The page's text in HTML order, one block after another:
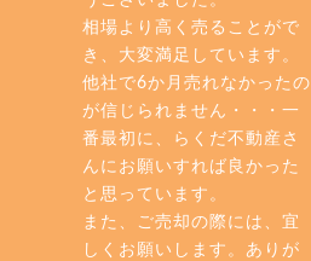
相場より高く売ることがで
き、大変満足しています。
他社で6か月売れなかったの
が信じられません・・・一
番最初に、らくだ不動産さ
んにお願いすれば良かった
と思っています。
また、ご売却の際には、宜
しくお願いします。ありが